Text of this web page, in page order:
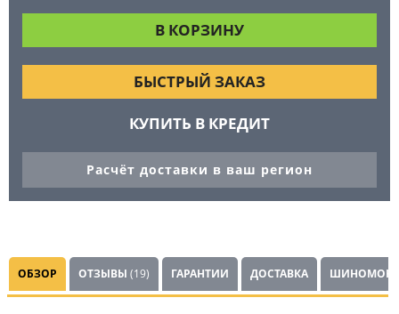
БЫСТРЫЙ ЗАКАЗ
КУПИТЬ В КРЕДИТ
Расчёт доставки в ваш регион
ОБЗОР ОТЗЫВЫ (19) ГАРАНТИИ ДОСТАВКА